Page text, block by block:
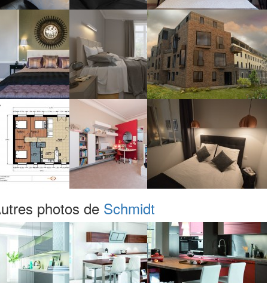
photos de Schmidt